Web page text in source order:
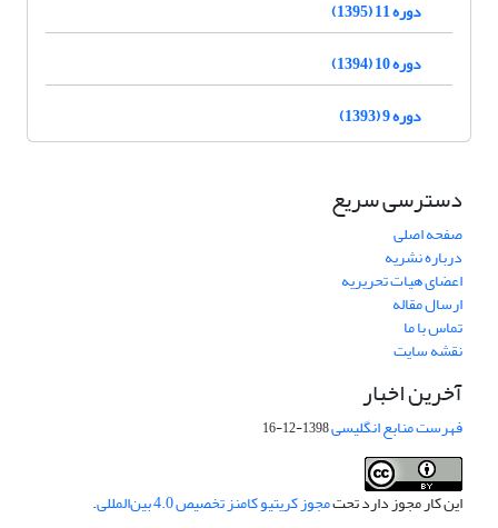
دوره 11 (1395)
دوره 10 (1394)
دوره 9 (1393)
دسترسی سریع
صفحه اصلی
درباره نشریه
اعضای هیات تحریریه
ارسال مقاله
تماس با ما
نقشه سایت
آخرین اخبار
فهرست منابع انگلیسی1398-12-16
این کار مجوز دارد تحتمجوز کریتیو کامنز تخصیص 4.0 بین‌المللی .